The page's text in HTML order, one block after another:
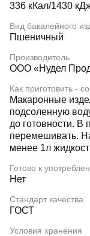
336 кКал/1430
Вид бакалейного
Пшеничный
Производитель
ООО «Нудел
Как приготовить -
Макаронные
подсоленную
до готовности.
перемешивать.
менее 1л
Готово к
Нет
Стандарт качества
ГОСТ
Условия хранения